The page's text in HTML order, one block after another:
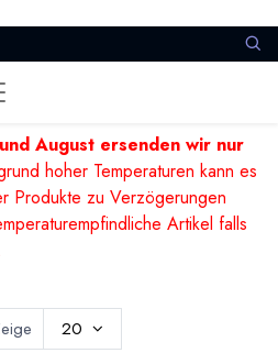
August ersenden wir nur
hoher Temperaturen kann es
Produkte zu Verzögerungen
Artikel falls
20